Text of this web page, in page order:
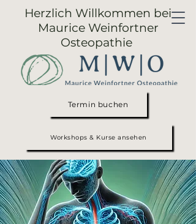
Herzlich Willkommen bei
Maurice Weinfortner
Osteopathie
Termin buchen
Workshops & Kurse ansehen